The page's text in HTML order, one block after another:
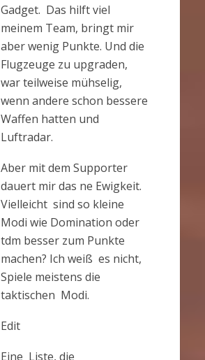
Gadget. Das hilft viel
meinem Team, bringt mir
aber wenig Punkte. Und die
Flugzeuge zu upgraden,
war teilweise mühselig,
wenn andere schon bessere
Waffen hatten und
Luftradar.
Aber mit dem Supporter
dauert mir das ne Ewigkeit.
Vielleicht sind so kleine
Modi wie Domination oder
tdm besser zum Punkte
machen? Ich weiß es nicht,
Spiele meistens die
taktischen Modi.
Edit
Eine Liste, die